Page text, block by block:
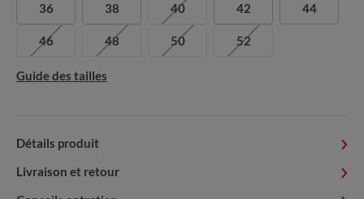
36 38 40 42 44
46 48 50 52
Guide des tailles
Détails produit
Livraison et retour